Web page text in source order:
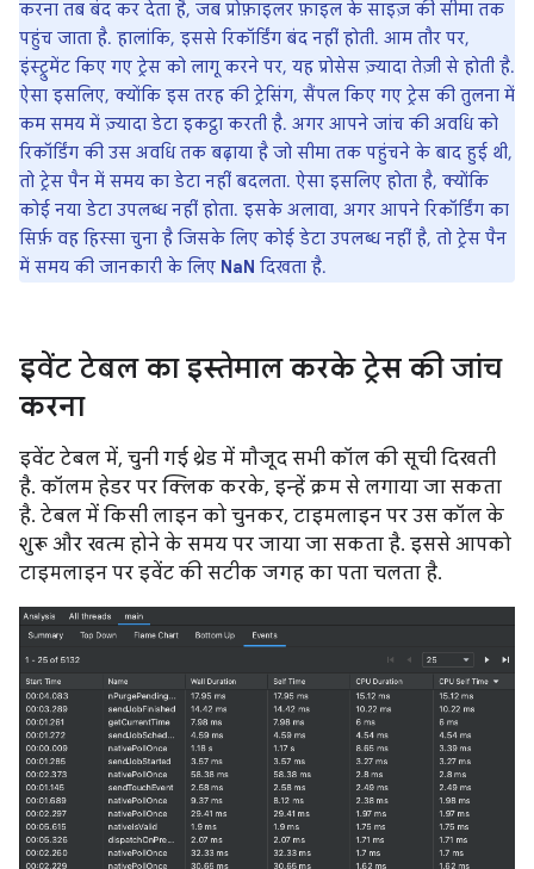
करना तब बंद कर देता है, जब प्रोफ़ाइलर फ़ाइल के साइज़ की सीमा तक
पहुंच जाता है. हालांकि, इससे रिकॉर्डिंग बंद नहीं होती. आम तौर पर,
इंस्ट्रुमेंट किए गए ट्रेस को लागू करने पर, यह प्रोसेस ज़्यादा तेज़ी से होती है.
ऐसा इसलिए, क्योंकि इस तरह की ट्रेसिंग, सैंपल किए गए ट्रेस की तुलना में
कम समय में ज़्यादा डेटा इकट्ठा करती है. अगर आपने जांच की अवधि को
रिकॉर्डिंग की उस अवधि तक बढ़ाया है जो सीमा तक पहुंचने के बाद हुई थी,
तो ट्रेस पैन में समय का डेटा नहीं बदलता. ऐसा इसलिए होता है, क्योंकि
कोई नया डेटा उपलब्ध नहीं होता. इसके अलावा, अगर आपने रिकॉर्डिंग का
सिर्फ़ वह हिस्सा चुना है जिसके लिए कोई डेटा उपलब्ध नहीं है, तो ट्रेस पैन
में समय की जानकारी के लिए NaN दिखता है.
इवेंट टेबल का इस्तेमाल करके ट्रेस की जांच
करना
इवेंट टेबल में, चुनी गई थ्रेड में मौजूद सभी कॉल की सूची दिखती
है. कॉलम हेडर पर क्लिक करके, इन्हें क्रम से लगाया जा सकता
है. टेबल में किसी लाइन को चुनकर, टाइमलाइन पर उस कॉल के
शुरू और खत्म होने के समय पर जाया जा सकता है. इससे आपको
टाइमलाइन पर इवेंट की सटीक जगह का पता चलता है.